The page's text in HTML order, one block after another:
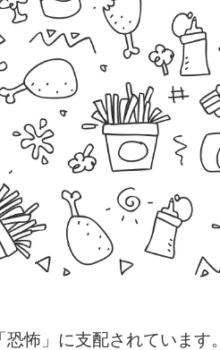
怖」に支配されています。